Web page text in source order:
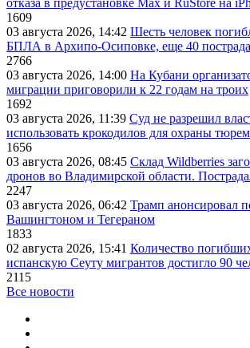
отказа в предустановке Max и RuStore на
1609
03 августа 2026, 14:42 Шесть человек
БПЛА в Архипо-Осиповке, еще 40
2766
03 августа 2026, 14:00 На Кубани
миграции приговорили к 22 годам на троих
1692
03 августа 2026, 11:39 Суд не разрешил
использовать крокодилов для охраны тюрем
1656
03 августа 2026, 08:45 Склад Wildberries
дронов во Владимирской области.
2247
03 августа 2026, 06:42 Трамп анонсировал
Вашингтоном и Тегераном
1833
02 августа 2026, 15:41 Количество
испанскую Сеуту мигрантов достигло 90
2115
Все новости